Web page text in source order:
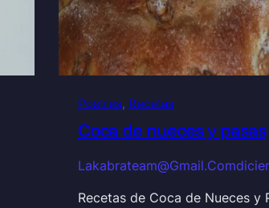
Postres, Recetas
Coca de nueces y pasas
Lakabrateam@gmail.com
Recetas de Coca de Nueces y